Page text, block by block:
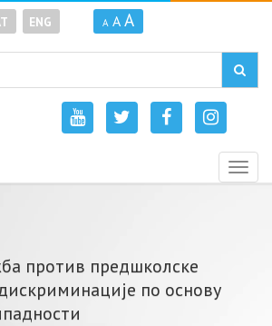
ENG A A A
против предшколске
по основу